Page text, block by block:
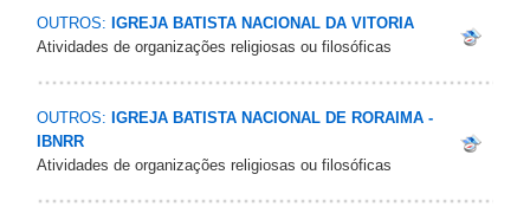
OUTROS: IGREJA BATISTA NACIONAL DA VITORIA
Atividades de organizações religiosas ou filosóficas
OUTROS: IGREJA BATISTA NACIONAL DE RORAIMA -
IBNRR
Atividades de organizações religiosas ou filosóficas